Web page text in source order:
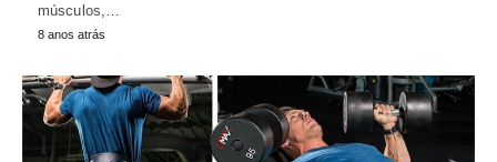
músculos,…
8 anos atrás